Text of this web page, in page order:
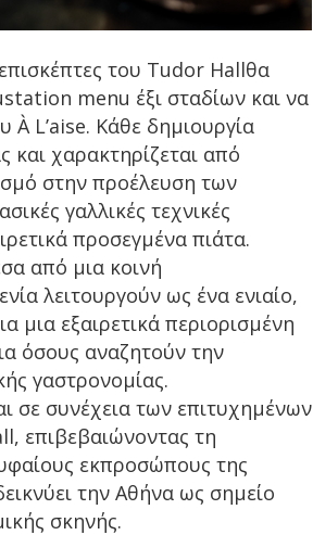
του Tudor Hallθα
menu έξι σταδίων και να
L’aise. Κάθε δημιουργία
και χαρακτηρίζεται από
στην προέλευση των
γαλλικές τεχνικές
προσεγμένα πιάτα.
από μια κοινή
λειτουργούν ως ένα ενιαίο,
μια εξαιρετικά περιορισμένη
όσους αναζητούν την
γαστρονομίας.
σε συνέχεια των επιτυχημένων
επιβεβαιώνοντας τη
εκπροσώπους της
την Αθήνα ως σημείο
σκηνής.